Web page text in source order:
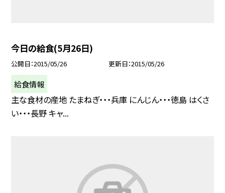
今日の給食(5月26日)
公開日 2015/05/26 更新日 2015/05/26
給食情報
主な食材の産地 たまねぎ・・・兵庫 にんじん・・・徳島 はくさ
い・・・長野 キャ...